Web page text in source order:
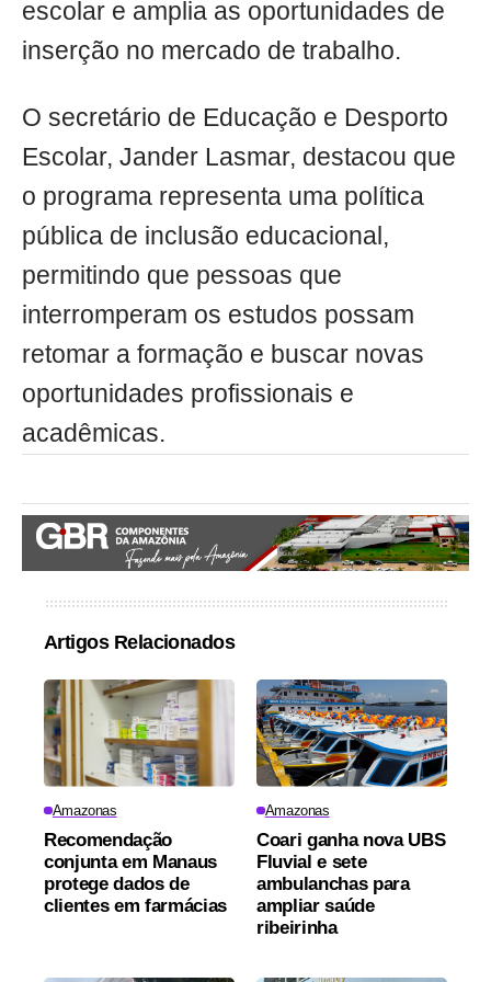
escolar e amplia as oportunidades de
inserção no mercado de trabalho.
O secretário de Educação e Desporto
Escolar, Jander Lasmar, destacou que
o programa representa uma política
pública de inclusão educacional,
permitindo que pessoas que
interromperam os estudos possam
retomar a formação e buscar novas
oportunidades profissionais e
acadêmicas.
Artigos Relacionados
Amazonas
Recomendação
conjunta em Manaus
protege dados de
clientes em farmácias
Amazonas
Coari ganha nova UBS
Fluvial e sete
ambulanchas para
ampliar saúde
ribeirinha